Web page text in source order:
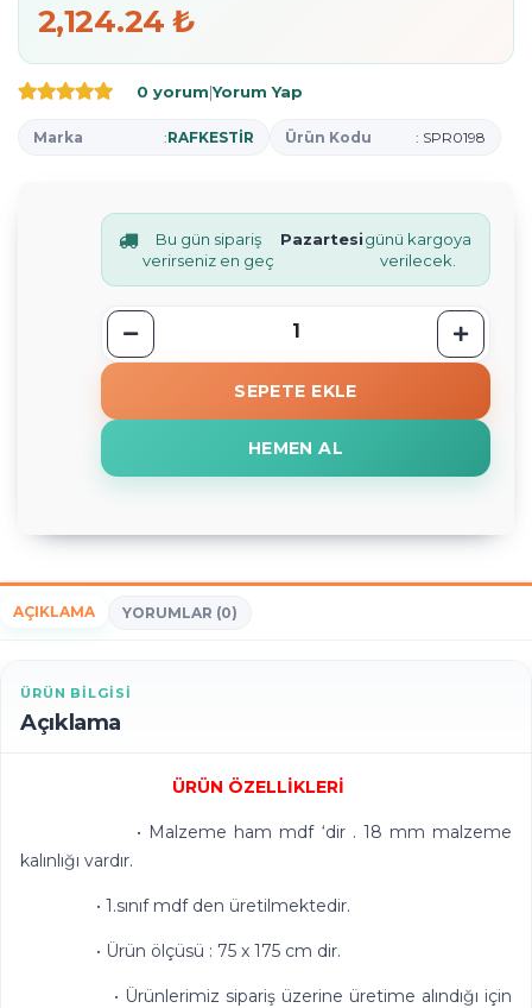
2,124.24 ₺
0 yorum|Yorum Yap
Marka :RAFKESTİR Ürün Kodu : SPR0198
Bu gün sipariş
verirseniz en geç
Pazartesigünü kargoya
verilecek.
SEPETE EKLE
HEMEN AL
AÇIKLAMA YORUMLAR (0)
ÜRÜN BILGISI
Açıklama
ÜRÜN ÖZELLİKLERİ
• Malzeme ham mdf ‘dir . 18 mm malzeme
kalınlığı vardır.
• 1.sınıf mdf den üretilmektedir.
• Ürün ölçüsü : 75 x 175 cm dir.
• Ürünlerimiz sipariş üzerine üretime alındığı için